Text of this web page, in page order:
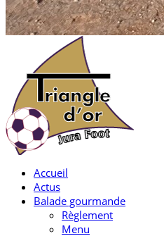
Accueil
Actus
Balade gourmande
Règlement
Menu